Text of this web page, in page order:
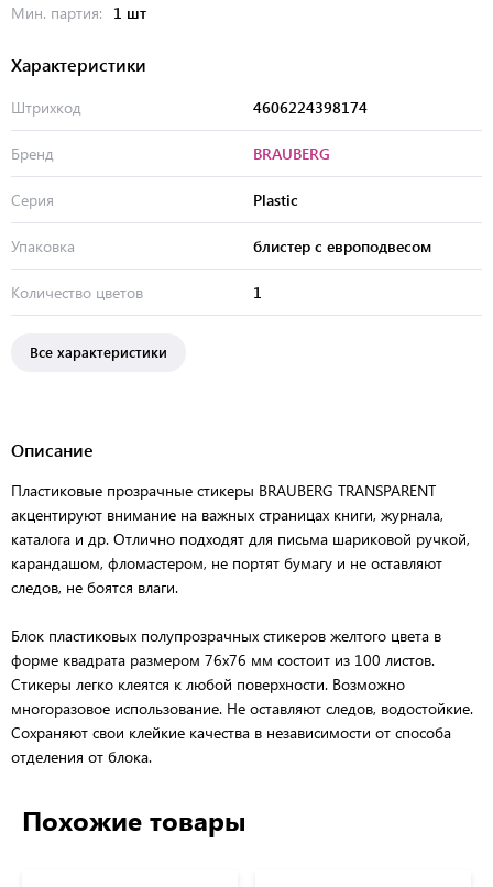
Мин. партия:
1 шт
Характеристики
Штрихкод 4606224398174
Бренд BRAUBERG
Серия Plastic
Упаковка блистер с европодвесом
Количество цветов 1
Все характеристики
Описание
Пластиковые прозрачные стикеры BRAUBERG TRANSPARENT
акцентируют внимание на важных страницах книги, журнала,
каталога и др. Отлично подходят для письма шариковой ручкой,
карандашом, фломастером, не портят бумагу и не оставляют
следов, не боятся влаги.
Блок пластиковых полупрозрачных стикеров желтого цвета в
форме квадрата размером 76х76 мм состоит из 100 листов.
Стикеры легко клеятся к любой поверхности. Возможно
многоразовое использование. Не оставляют следов, водостойкие.
Сохраняют свои клейкие качества в независимости от способа
отделения от блока.
Похожие товары